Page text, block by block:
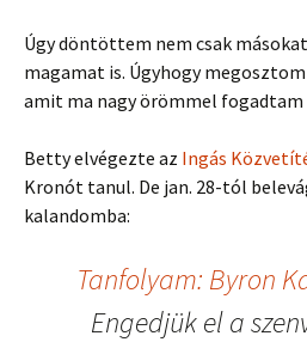
Úgy döntöttem nem csak
magamat is. Úgyhogy
amit ma nagy örömmel fogadtam
Betty elvégezte az Ingás
Kronót tanul. De jan. 28-tól
kalandomba:
Tanfolyam: Byron
Engedjük el a